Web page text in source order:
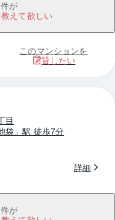
が
えて欲しい
このマンションを
貸したい
目
袋」駅 徒歩7分
詳細
が